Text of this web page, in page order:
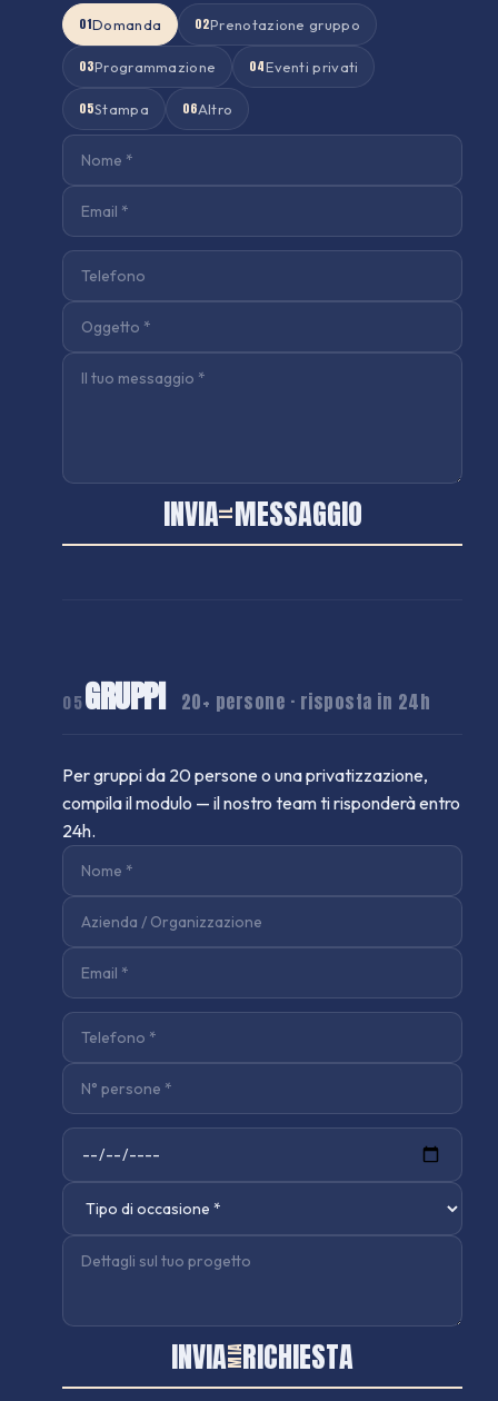
01Domanda 02Prenotazione gruppo
03Programmazione 04Eventi privati
05Stampa 06Altro
INVIAIL MESSAGGIO
05GRUPPI 20+ persone · risposta in 24h
Per gruppi da 20 persone o una privatizzazione,
compila il modulo — il nostro team ti risponderà entro
24h.
INVIAMIARICHIESTA